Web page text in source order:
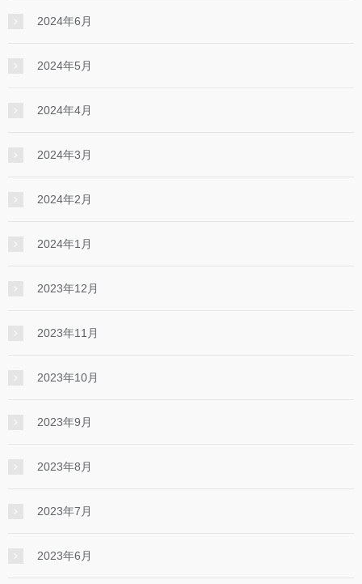
2024年6月
2024年5月
2024年4月
2024年3月
2024年2月
2024年1月
2023年12月
2023年11月
2023年10月
2023年9月
2023年8月
2023年7月
2023年6月